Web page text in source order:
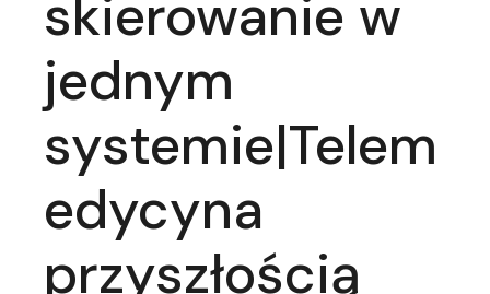
skierowanie w
jednym
systemie|Telem
edycyna
przyszłością